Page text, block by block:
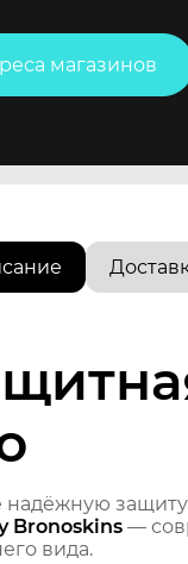
магазинов
надёжную
Bronoskins —
вида.